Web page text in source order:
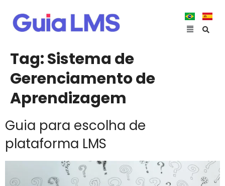
Tag:Sistema de
Gerenciamento de
Aprendizagem
Guia para escolha de
plataforma LMS